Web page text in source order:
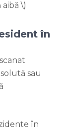
aibă \)
în
sau
în